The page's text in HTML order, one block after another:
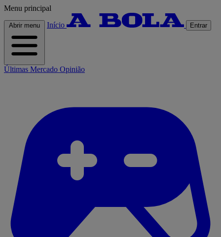
Menu principal
Abrir menu Início Entrar
Últimas Mercado Opinião